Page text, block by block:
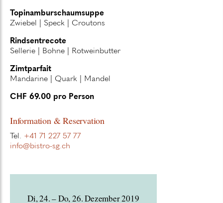
Topinamburschaumsuppe
Zwiebel | Speck | Croutons
Rindsentrecote
Sellerie | Bohne | Rotweinbutter
Zimtparfait
Mandarine | Quark | Mandel
CHF 69.00 pro Person
Information & Reservation
Tel. +41 71 227 57 77
info@bistro-sg.ch
Di, 24. – Do, 26. Dezember 2019